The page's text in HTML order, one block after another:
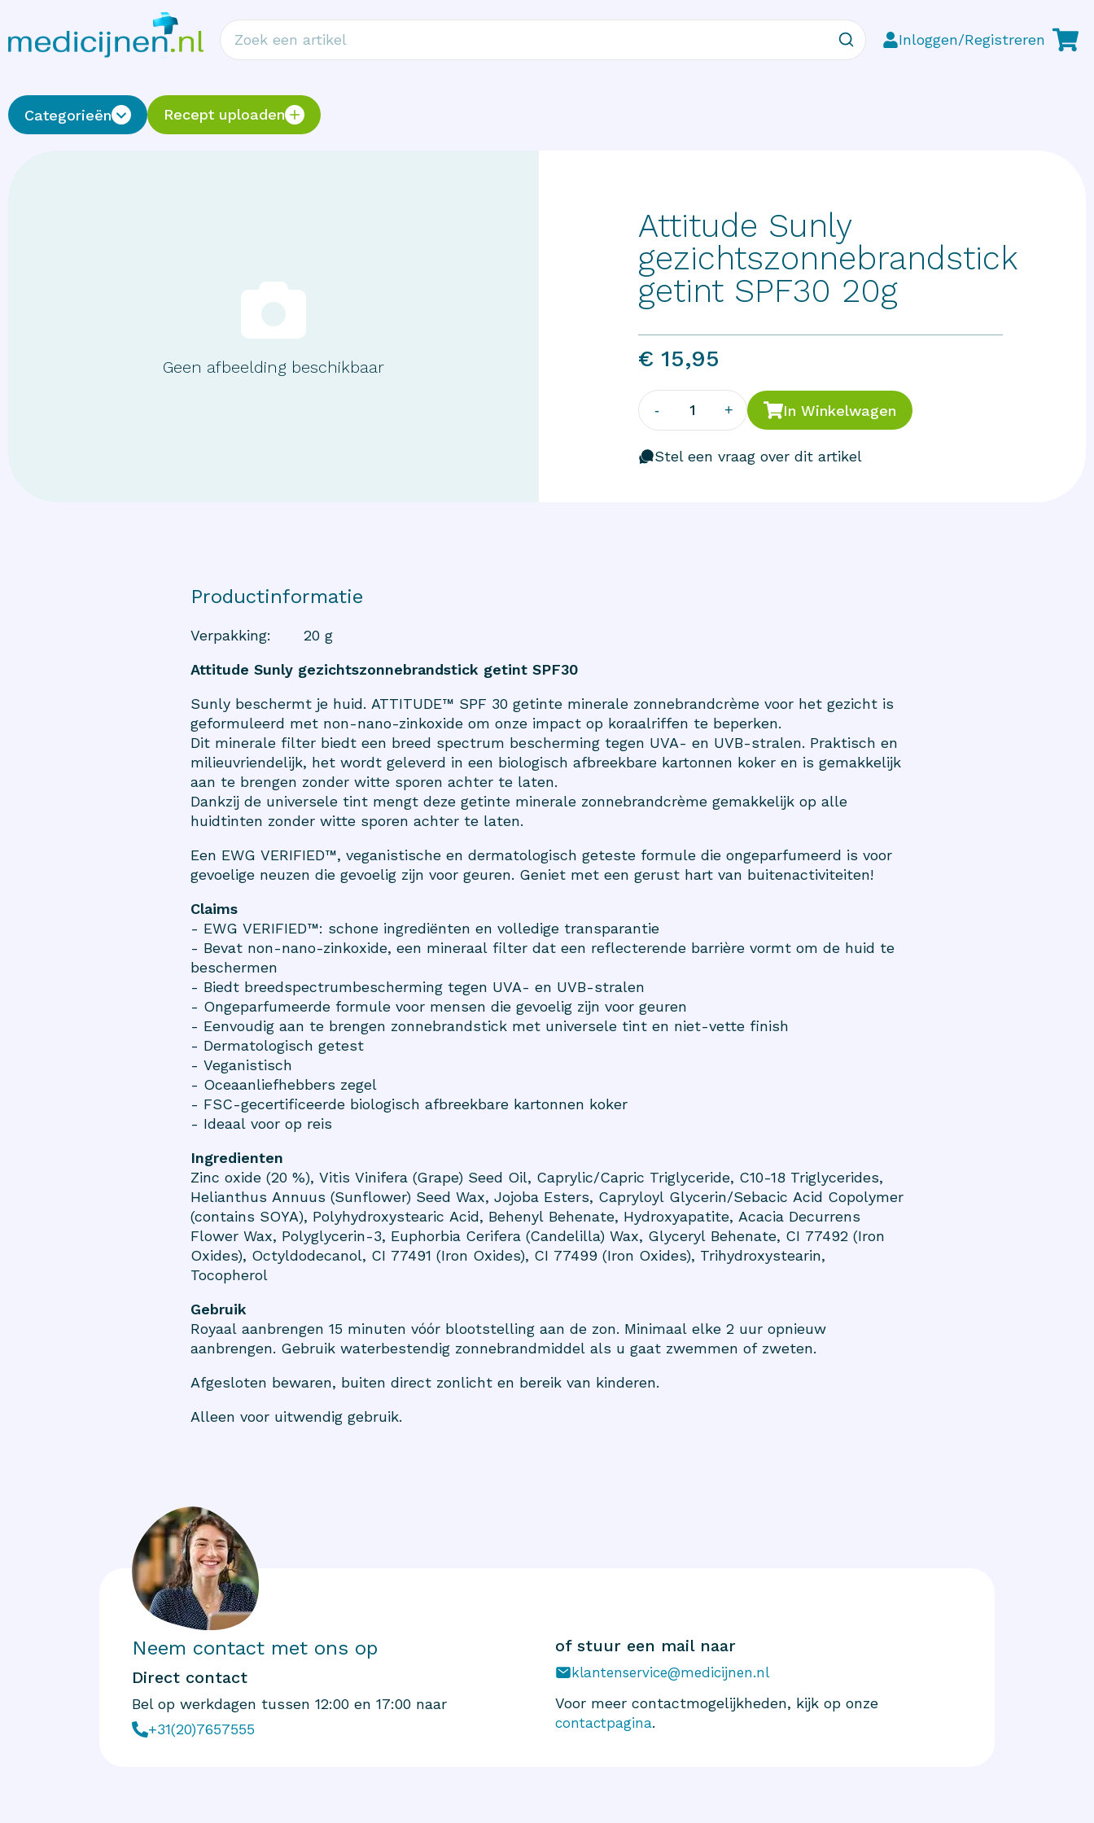
Inloggen/Registreren
Categorieën Recept uploaden
Geen afbeelding beschikbaar
Attitude Sunly
gezichtszonnebrandstick
getint SPF30 20g
€ 15,95
- 1 + In Winkelwagen
Stel een vraag over dit artikel
Productinformatie
Verpakking:
20 g
Attitude Sunly gezichtszonnebrandstick getint SPF30
Sunly beschermt je huid. ATTITUDE™ SPF 30 getinte minerale zonnebrandcrème voor het gezicht is
geformuleerd met non-nano-zinkoxide om onze impact op koraalriffen te beperken.
Dit minerale filter biedt een breed spectrum bescherming tegen UVA- en UVB-stralen. Praktisch en
milieuvriendelijk, het wordt geleverd in een biologisch afbreekbare kartonnen koker en is gemakkelijk
aan te brengen zonder witte sporen achter te laten.
Dankzij de universele tint mengt deze getinte minerale zonnebrandcrème gemakkelijk op alle
huidtinten zonder witte sporen achter te laten.
Een EWG VERIFIED™, veganistische en dermatologisch geteste formule die ongeparfumeerd is voor
gevoelige neuzen die gevoelig zijn voor geuren. Geniet met een gerust hart van buitenactiviteiten!
Claims
- EWG VERIFIED™: schone ingrediënten en volledige transparantie
- Bevat non-nano-zinkoxide, een mineraal filter dat een reflecterende barrière vormt om de huid te
beschermen
- Biedt breedspectrumbescherming tegen UVA- en UVB-stralen
- Ongeparfumeerde formule voor mensen die gevoelig zijn voor geuren
- Eenvoudig aan te brengen zonnebrandstick met universele tint en niet-vette finish
- Dermatologisch getest
- Veganistisch
- Oceaanliefhebbers zegel
- FSC-gecertificeerde biologisch afbreekbare kartonnen koker
- Ideaal voor op reis
Ingredienten
Zinc oxide (20 %), Vitis Vinifera (Grape) Seed Oil, Caprylic/Capric Triglyceride, C10-18 Triglycerides,
Helianthus Annuus (Sunflower) Seed Wax, Jojoba Esters, Capryloyl Glycerin/Sebacic Acid Copolymer
(contains SOYA), Polyhydroxystearic Acid, Behenyl Behenate, Hydroxyapatite, Acacia Decurrens
Flower Wax, Polyglycerin-3, Euphorbia Cerifera (Candelilla) Wax, Glyceryl Behenate, CI 77492 (Iron
Oxides), Octyldodecanol, CI 77491 (Iron Oxides), CI 77499 (Iron Oxides), Trihydroxystearin,
Tocopherol
Gebruik
Royaal aanbrengen 15 minuten vóór blootstelling aan de zon. Minimaal elke 2 uur opnieuw
aanbrengen. Gebruik waterbestendig zonnebrandmiddel als u gaat zwemmen of zweten.
Afgesloten bewaren, buiten direct zonlicht en bereik van kinderen.
Alleen voor uitwendig gebruik.
Neem contact met ons op
Direct contact
Bel op werkdagen tussen 12:00 en 17:00 naar
+31(20)7657555
of stuur een mail naar
klantenservice@medicijnen.nl
Voor meer contactmogelijkheden, kijk op onze
contactpagina.